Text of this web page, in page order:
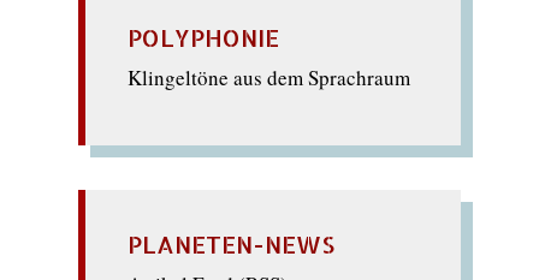
POLYPHONIE
Klingeltöne aus dem Sprachraum
PLANETEN-NEWS